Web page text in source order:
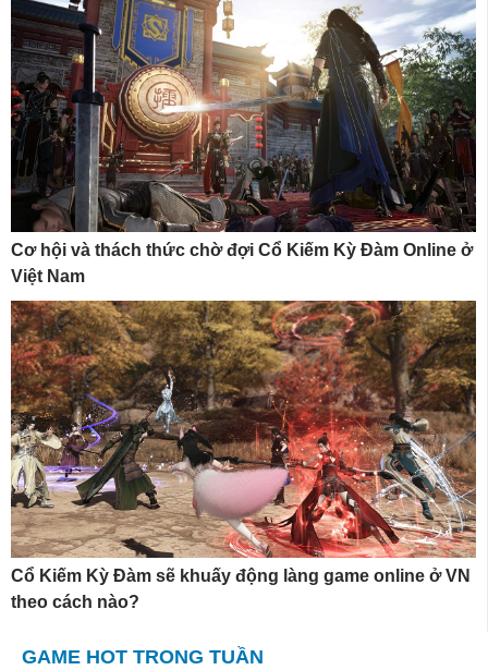
Cơ hội và thách thức chờ đợi Cổ Kiếm Kỳ Đàm Online ở
Việt Nam
Cổ Kiếm Kỳ Đàm sẽ khuấy động làng game online ở VN
theo cách nào?
GAME HOT TRONG TUẦN